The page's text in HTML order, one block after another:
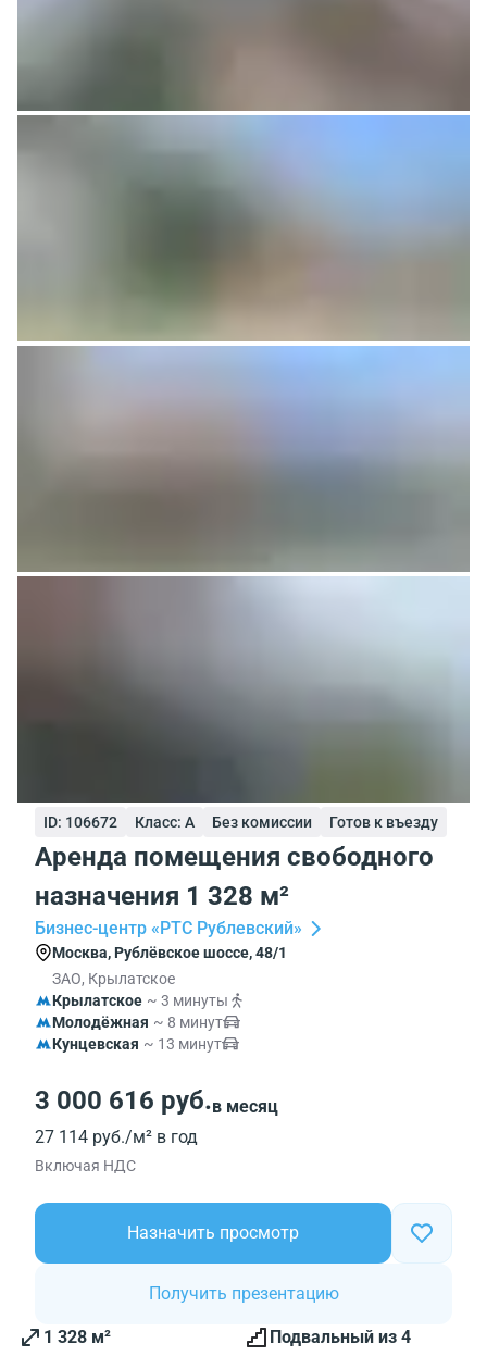
ID: 106672 Класс: A Без комиссии Готов к въезду
Аренда помещения свободного
назначения 1 328 м²
Бизнес-центр «РТС Рублевский»
Москва, Рублёвское шоссе, 48/1
ЗАО, Крылатское
Крылатское ~ 3 минуты
Молодёжная ~ 8 минут
Кунцевская ~ 13 минут
3 000 616 руб.в месяц
27 114 руб./м² в год
Включая НДС
Назначить просмотр
Получить презентацию
1 328 м² Подвальный из 4